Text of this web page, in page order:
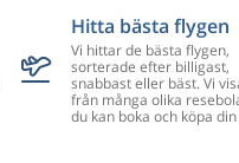
Hitta bästa flygen
Vi hittar de bästa flygen,
sorterade efter billigast,
snabbast eller bäst. Vi
från många olika
du kan boka och köpa